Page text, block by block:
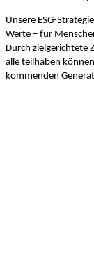
Unsere ESG-
Werte – für
Durch zielgerichtete
alle teilhaben
kommenden